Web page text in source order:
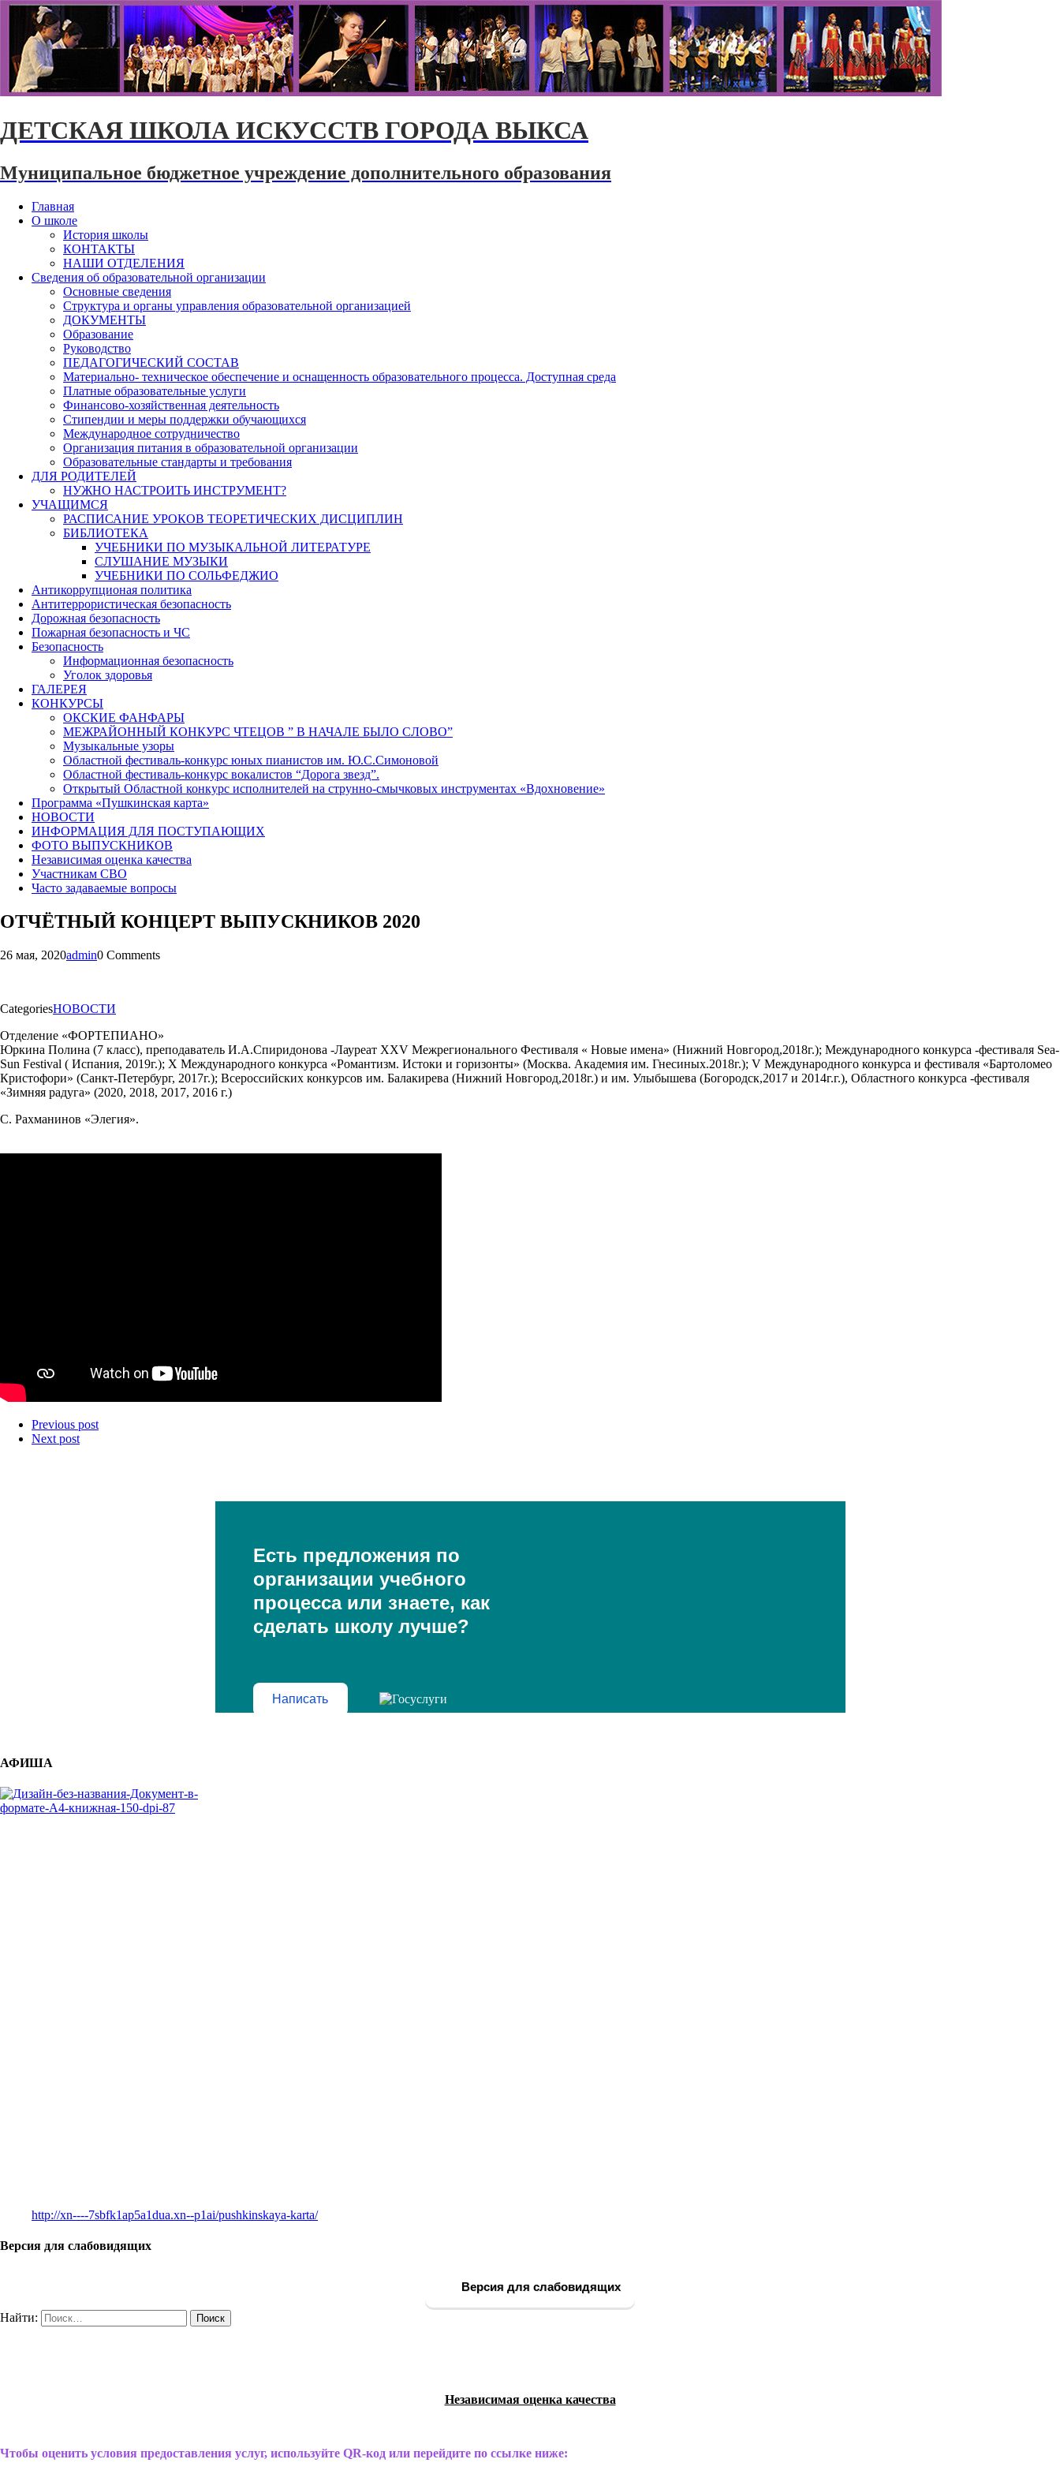
ДЕТСКАЯ ШКОЛА ИСКУССТВ ГОРОДА ВЫКСА
Муниципальное бюджетное учреждение дополнительного образования
Главная
О школе
История школы
КОНТАКТЫ
НАШИ ОТДЕЛЕНИЯ
Сведения об образовательной организации
Основные сведения
Структура и органы управления образовательной организацией
ДОКУМЕНТЫ
Образование
Руководство
ПЕДАГОГИЧЕСКИЙ СОСТАВ
Материально- техническое обеспечение и оснащенность образовательного процесса. Доступная среда
Платные образовательные услуги
Финансово-хозяйственная деятельность
Стипендии и меры поддержки обучающихся
Международное сотрудничество
Организация питания в образовательной организации
Образовательные стандарты и требования
ДЛЯ РОДИТЕЛЕЙ
НУЖНО НАСТРОИТЬ ИНСТРУМЕНТ?
УЧАЩИМСЯ
РАСПИСАНИЕ УРОКОВ ТЕОРЕТИЧЕСКИХ ДИСЦИПЛИН
БИБЛИОТЕКА
УЧЕБНИКИ ПО МУЗЫКАЛЬНОЙ ЛИТЕРАТУРЕ
СЛУШАНИЕ МУЗЫКИ
УЧЕБНИКИ ПО СОЛЬФЕДЖИО
Антикоррупционая политика
Антитеррористическая безопасность
Дорожная безопасность
Пожарная безопасность и ЧС
Безопасность
Информационная безопасность
Уголок здоровья
ГАЛЕРЕЯ
КОНКУРСЫ
ОКСКИЕ ФАНФАРЫ
МЕЖРАЙОННЫЙ КОНКУРС ЧТЕЦОВ ” В НАЧАЛЕ БЫЛО СЛОВО”
Музыкальные узоры
Областной фестиваль-конкурс юных пианистов им. Ю.С.Симоновой
Областной фестиваль-конкурс вокалистов “Дорога звезд”.
Открытый Областной конкурс исполнителей на струнно-смычковых инструментах «Вдохновение»
Программа «Пушкинская карта»
НОВОСТИ
ИНФОРМАЦИЯ ДЛЯ ПОСТУПАЮЩИХ
ФОТО ВЫПУСКНИКОВ
Независимая оценка качества
Участникам СВО
Часто задаваемые вопросы
ОТЧЁТНЫЙ КОНЦЕРТ ВЫПУСКНИКОВ 2020
26 мая, 2020admin0 Comments
CategoriesНОВОСТИ
Отделение «ФОРТЕПИАНО»
Юркина Полина (7 класс), преподаватель И.А.Спиридонова -Лауреат XXV Межрегионального Фестиваля « Новые имена» (Нижний Новгород,2018г.); Международного конкурса -фестиваля Sea-
Sun Festival ( Испания, 2019г.); X Международного конкурса «Романтизм. Истоки и горизонты» (Москва. Академия им. Гнесиных.2018г.); V Международного конкурса и фестиваля «Бартоломео
Кристофори» (Санкт-Петербург, 2017г.); Всероссийских конкурсов им. Балакирева (Нижний Новгород,2018г.) и им. Улыбышева (Богородск,2017 и 2014г.г.), Областного конкурса -фестиваля
«Зимняя радуга» (2020, 2018, 2017, 2016 г.)
С. Рахманинов «Элегия».
Previous post
Next post
Есть предложения по
организации учебного
процесса или знаете, как
сделать школу лучше?
Написать
АФИША
http://xn----7sbfk1ap5a1dua.xn--p1ai/pushkinskaya-karta/
Версия для слабовидящих
Версия для слабовидящих
Найти:
Независимая оценка качества
Чтобы оценить условия предоставления услуг, используйте QR-код или перейдите по ссылке ниже: